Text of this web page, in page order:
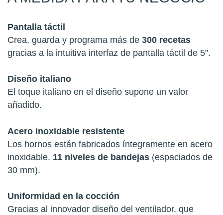
Pantalla táctil
Crea, guarda y programa más de 300 recetas
gracias a la intuitiva interfaz de pantalla táctil de 5”.
Diseño italiano
El toque italiano en el diseño supone un valor
añadido.
Acero inoxidable resistente
Los hornos están fabricados íntegramente en acero
inoxidable. 11 niveles de bandejas (espaciados de
30 mm).
Uniformidad en la cocción
Gracias al innovador diseño del ventilador, que